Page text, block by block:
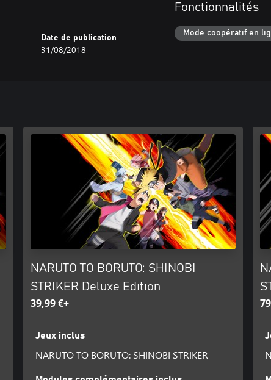
Date de publication
31/08/2018
Fonctionnalités
Mode coopératif en
NARUTO TO BORUTO: SHINOBI
STRIKER Deluxe Edition
39,99 €+
Jeux inclus
NARUTO TO BORUTO: SHINOBI STRIKER